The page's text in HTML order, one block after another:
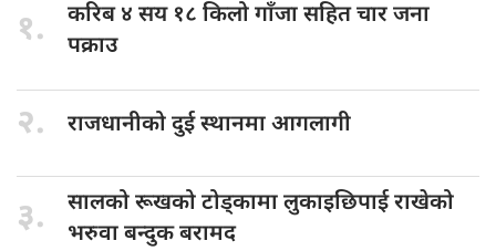
१. करिब ४ सय १८ किलो गाँजा सहित चार जना
पक्राउ
२. राजधानीको दुईस्थानमा आगलागी
३. सालको रूखकोटोड्कामा लुकाइछिपाई राखेको
भरुवा बन्दुक बरामद